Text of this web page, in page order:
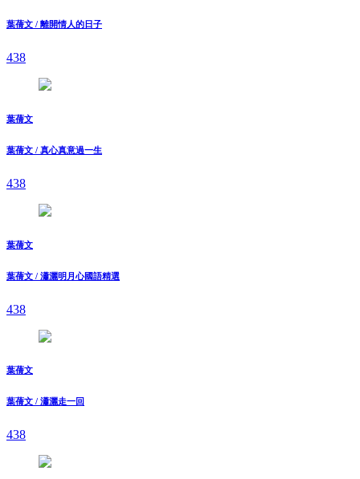
葉蒨文 / 離開情人的日子
438
葉蒨文
葉蒨文 / 真心真意過一生
438
葉蒨文
葉蒨文 / 瀟灑明月心國語精選
438
葉蒨文
葉蒨文 / 瀟灑走一回
438